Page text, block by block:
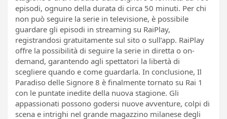
episodi, ognuno della durata di circa 50 minuti. Per chi
non può seguire la serie in televisione, è possibile
guardare gli episodi in streaming su RaiPlay,
registrandosi gratuitamente sul sito o sull’app. RaiPlay
offre la possibilità di seguire la serie in diretta o on-
demand, garantendo agli spettatori la libertà di
scegliere quando e come guardarla. In conclusione, Il
Paradiso delle Signore 8 è finalmente tornato su Rai 1
con le puntate inedite della nuova stagione. Gli
appassionati possono godersi nuove avventure, colpi di
scena e intrighi nel grande magazzino milanese degli